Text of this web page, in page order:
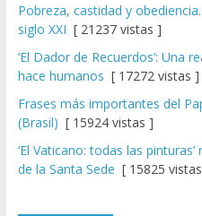
Pobreza, castidad y
siglo XXI [ 21237 vistas ]
‘El Dador de Recuerdos’: Una
hace humanos [ 17272 vistas ]
Frases más importantes del
(Brasil) [ 15924 vistas ]
‘El Vaticano: todas las
de la Santa Sede [ 15825